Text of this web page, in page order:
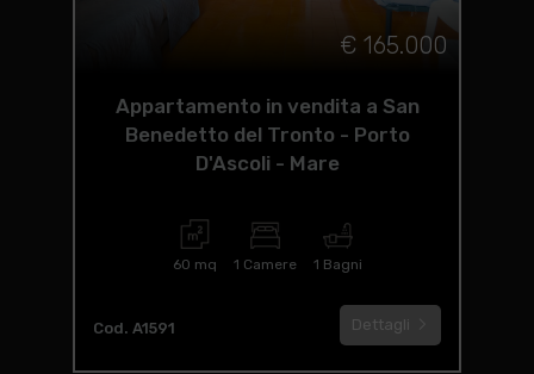
€ 165.000
Appartamento in vendita a San
Benedetto del Tronto - Porto
D'Ascoli - Mare
60 mq 1 Camere 1 Bagni
Cod. A1591 Dettagli